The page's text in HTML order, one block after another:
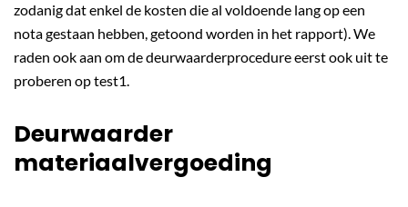
zodanig dat enkel de kosten die al voldoende lang op een
nota gestaan hebben, getoond worden in het rapport). We
raden ook aan om de deurwaarderprocedure eerst ook uit te
proberen op test1.
Deurwaarder
materiaalvergoeding